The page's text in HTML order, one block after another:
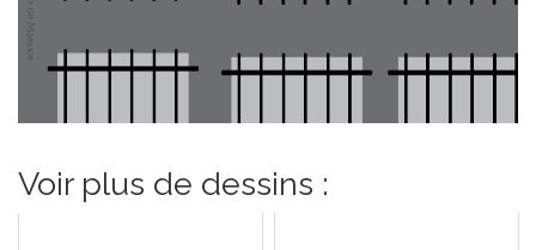
Voir plus de dessins :